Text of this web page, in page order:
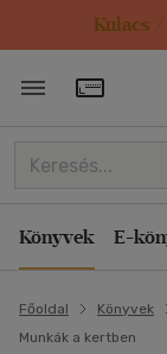
Kulacs
Könyvek E-
Főoldal Könyvek
Munkák a kertben